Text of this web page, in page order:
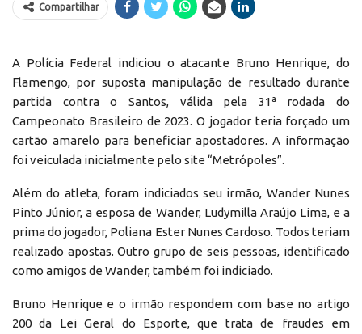
Compartilhar
A Polícia Federal indiciou o atacante Bruno Henrique, do
Flamengo, por suposta manipulação de resultado durante
partida contra o Santos, válida pela 31ª rodada do
Campeonato Brasileiro de 2023. O jogador teria forçado um
cartão amarelo para beneficiar apostadores. A informação
foi veiculada inicialmente pelo site “Metrópoles”.
Além do atleta, foram indiciados seu irmão, Wander Nunes
Pinto Júnior, a esposa de Wander, Ludymilla Araújo Lima, e a
prima do jogador, Poliana Ester Nunes Cardoso. Todos teriam
realizado apostas. Outro grupo de seis pessoas, identificado
como amigos de Wander, também foi indiciado.
Bruno Henrique e o irmão respondem com base no artigo
200 da Lei Geral do Esporte, que trata de fraudes em